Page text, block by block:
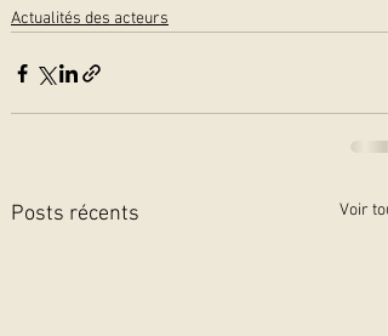
Actualités des acteurs
Posts récents Voir tout